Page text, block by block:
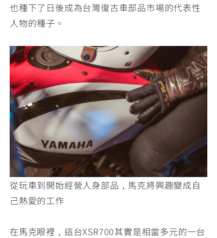
也種下了日後成為台灣復古車部品市場的代表性
人物的種子。
從玩車到開始經營人身部品，馬克將興趣變成自
己熱愛的工作
在馬克眼裡，這台XSR700其實是相當多元的一台